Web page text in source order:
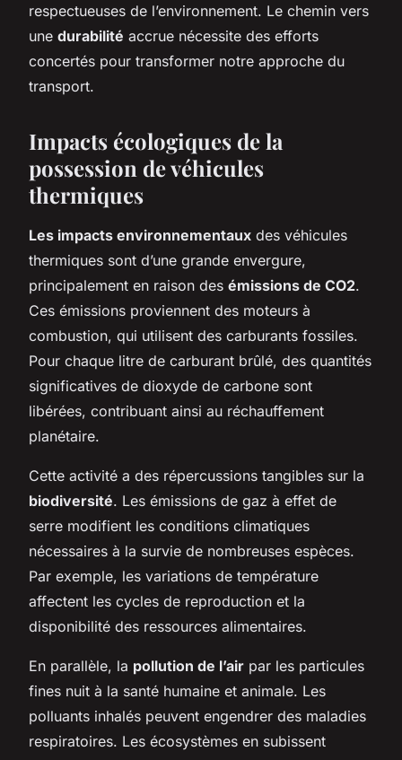
respectueuses de l’environnement. Le chemin vers
une durabilité accrue nécessite des efforts
concertés pour transformer notre approche du
transport.
Impacts écologiques de la
possession de véhicules
thermiques
Les impacts environnementaux des véhicules
thermiques sont d’une grande envergure,
principalement en raison des émissions de CO2.
Ces émissions proviennent des moteurs à
combustion, qui utilisent des carburants fossiles.
Pour chaque litre de carburant brûlé, des quantités
significatives de dioxyde de carbone sont
libérées, contribuant ainsi au réchauffement
planétaire.
Cette activité a des répercussions tangibles sur la
biodiversité. Les émissions de gaz à effet de
serre modifient les conditions climatiques
nécessaires à la survie de nombreuses espèces.
Par exemple, les variations de température
affectent les cycles de reproduction et la
disponibilité des ressources alimentaires.
En parallèle, la pollution de l’air par les particules
fines nuit à la santé humaine et animale. Les
polluants inhalés peuvent engendrer des maladies
respiratoires. Les écosystèmes en subissent